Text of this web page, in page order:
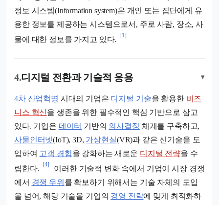
정보 시스템(Information system)은 개인 또는 집단에게 유
용한 정보를 제공하는 시스템으로서, 주로 사람, 장소, 사
물에 대한 정보를 가지고 있다.
[1]
4.디지털 전환과 기술적 응용 ▾
4차 산업혁명 시대의 기업은 디지털 기술을 활용한 비즈
니스 혁신을 생존을 위한 필수적인 핵심 기반으로 삼고
있다. 기업은 데이터 기반의 의사결정 체계를 구축하고,
사물인터넷(IoT), 3D, 가상현실(VR)과 같은 신기술을 도
입하여 고객 경험을 강화하는 새로운 디지털 전략을 수
립한다.
[4]
이러한 기술적 변화 속에서 기업이 시장 경쟁
에서 경쟁 우위 를 확보하기 위해서는 기술 자체의 도입
을 넘어, 해당 기술을 기업의 경영 전략에 맞게 최적화하